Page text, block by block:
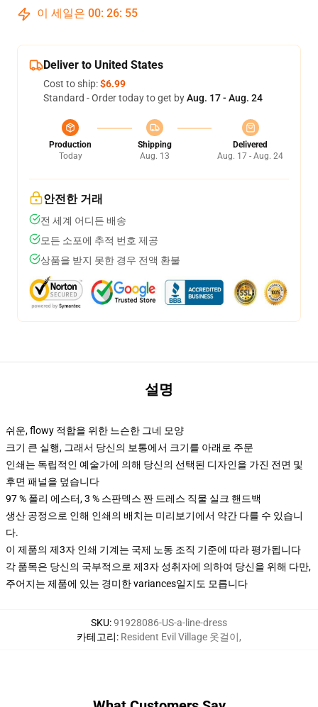
이 세일은 00: 26: 54
Deliver to United States
Cost to ship:$6.99
Standard - Order today to get byAug. 17 - Aug. 24
Production
Today
Shipping
Aug. 13
Delivered
Aug. 17 - Aug. 24
안전한 거래
전 세계 어디든 배송
모든 소포에 추적 번호 제공
상품을 받지 못한 경우 전액 환불
설명
쉬운, flowy 적합을 위한 느슨한 그네 모양
크기 큰 실행, 그래서 당신의 보통에서 크기를 아래로 주문
인쇄는 독립적인 예술가에 의해 당신의 선택된 디자인을 가진 전면 및
후면 패널을 덮습니다
97 % 폴리 에스터, 3 % 스판덱스 짠 드레스 직물 실크 핸드백
생산 공정으로 인해 인쇄의 배치는 미리보기에서 약간 다를 수 있습니
다.
이 제품의 제3자 인쇄 기계는 국제 노동 조직 기준에 따라 평가됩니다
각 품목은 당신의 국부적으로 제3자 성취자에 의하여 당신을 위해 다만,
주어지는 제품에 있는 경미한 variances일지도 모릅니다
SKU:91928086-US-a-line-dress
카테고리: Resident Evil Village 옷걸이,